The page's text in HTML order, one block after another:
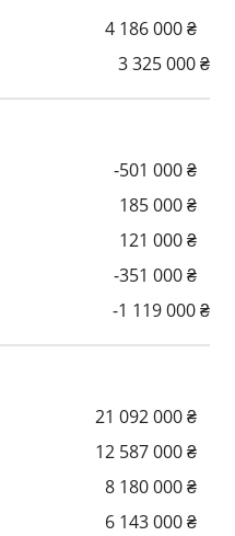
4 186 000 ₴
3 325 000 ₴
-501 000 ₴
185 000 ₴
121 000 ₴
-351 000 ₴
-1 119 000 ₴
21 092 000 ₴
12 587 000 ₴
8 180 000 ₴
6 143 000 ₴